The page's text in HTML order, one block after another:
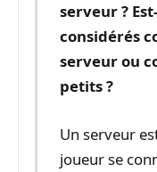
serveur ?
considérés
serveur ou
petits ?
Un serveur
joueur se